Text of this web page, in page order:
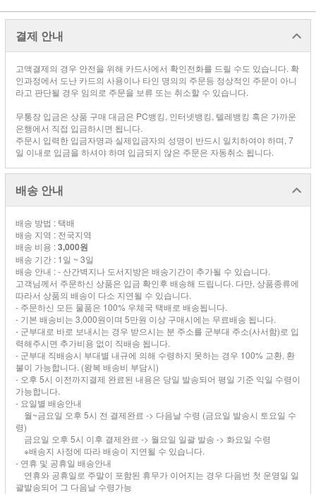
결제 안내
고액결제의 경우 안전을 위해 카드사에서 확인전화를 드릴 수도 있습니다. 확
인과정에서 도난 카드의 사용이나 타인 명의의 주문등 정상적인 주문이 아니
라고 판단될 경우 임의로 주문을 보류 또는 취소할 수 있습니다.
무통장 입금은 상품 구매 대금은 PC뱅킹, 인터넷뱅킹, 텔레뱅킹 혹은 가까운
은행에서 직접 입금하시면 됩니다.
주문시 입력한 입금자명과 실제입금자의 성명이 반드시 일치하여야 하며, 7
일 이내로 입금을 하셔야 하며 입금되지 않은 주문은 자동취소 됩니다.
배송 안내
배송 방법 : 택배
배송 지역 : 전국지역
배송 비용 :3,000원
배송 기간 : 1일 ~ 3일
배송 안내 : - 산간벽지나 도서지방은 배송기간이 추가될 수 있습니다.
고객님께서 주문하신 상품은 입금 확인후 배송해 드립니다. 다만, 상품종류에
따라서 상품의 배송이 다소 지연될 수 있습니다.
- 주문하신 모든 물품은 100% 우체국 택배로 배송됩니다.
- 기본 배송비는 3,000원이며 5만원 이상 구매시에는 무료배송 됩니다.
- 군부대로 바로 보내시는 경우 받으시는 분 주소를 군부대 주소(사서함)로 입
력해주시면 추가비용 없이 직배송 됩니다.
- 군부대 직배송시 부대별 내규에 의해 수령하지 못하는 경우 100% 교환, 환
불이 가능합니다. (왕복 배송비 부담시)
- 오후 5시 이전까지결제 완료된 내용은 당일 발송되어 평일 기준 익일 수령이
가능합니다.
- 요일별 배송안내
월~금요일 오후 5시 전 결제완료 -> 다음날 수령 (금요일 발송시 토요일 수
령)
금요일 오후 5시 이후 결제완료 -> 월요일 일괄 발송 -> 화요일 수령
※배송지 사정에 따라 배송이 지연될 수 있습니다.
- 연휴 및 공휴일 배송안내
연휴와 공휴일로 주말이 포함된 휴무가 이어지는 경우 다음번 첫 운영일 일
괄발송되어 그 다음날 수령가능